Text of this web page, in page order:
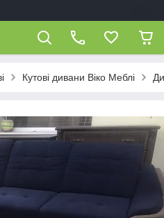
Кутові дивани Віко Меблі